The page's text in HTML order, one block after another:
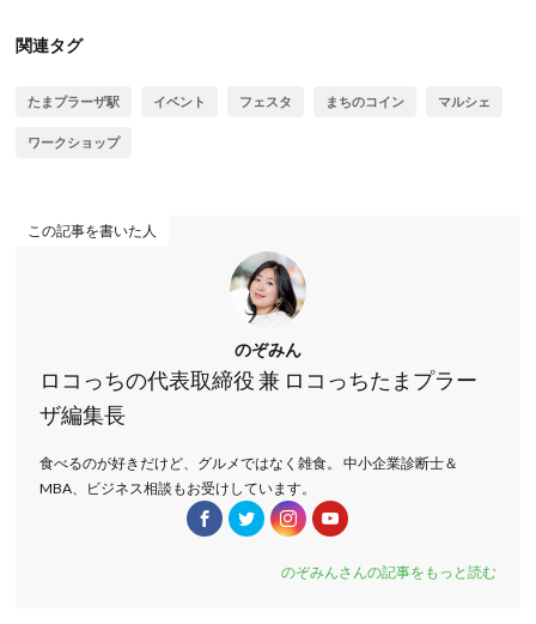
関連タグ
たまプラーザ駅 イベント フェスタ まちのコイン マルシェ
ワークショップ
この記事を書いた人
のぞみん
ロコっちの代表取締役 兼 ロコっちたまプラー
ザ編集長
食べるのが好きだけど、グルメではなく雑食。 中小企業診断士＆
MBA、ビジネス相談もお受けしています。
のぞみんさんの記事をもっと読む